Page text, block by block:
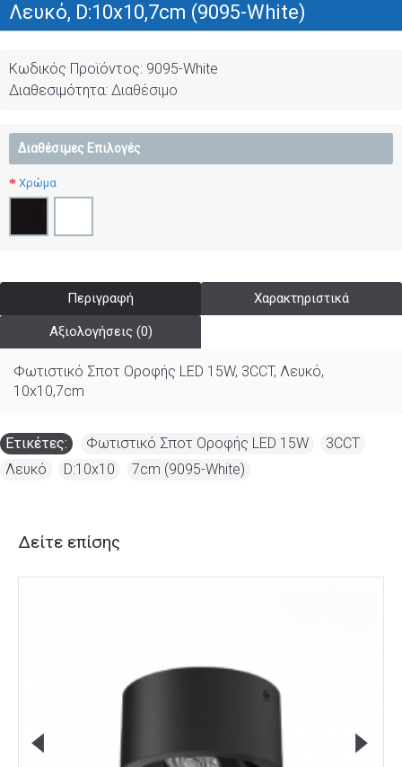
Λευκό, D:10x10,7cm (9095-White)
Κωδικός Προϊόντος: 9095-White
Διαθεσιμότητα: Διαθέσιμο
Διαθέσιμες Επιλογές
Χρώμα
Περιγραφή Χαρακτηριστικά
Αξιολογήσεις (0)
Φωτιστικό Σποτ Οροφής LED 15W, 3CCT, Λευκό,
10x10,7cm
Ετικέτες: Φωτιστικό Σποτ Οροφής LED 15W 3CCT
Λευκό
D:10x10 7cm (9095-White)
Δείτε επίσης